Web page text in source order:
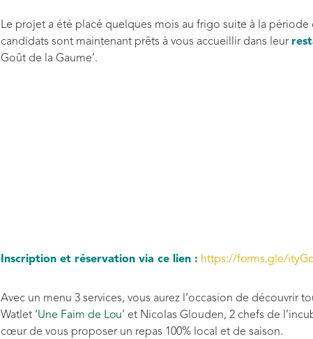
Le projet a été placé quelques mois au frigo suite à la période
candidats sont maintenant prêts à vous accueillir dans leur
Goût de la Gaume’.
Inscription et réservation via ce lien : https://forms.gle/
Avec un menu 3 services, vous aurez l’occasion de découvrir
Watlet ‘Une Faim de Lou’ et Nicolas Glouden, 2 chefs de
cœur de vous proposer un repas 100% local et de saison.